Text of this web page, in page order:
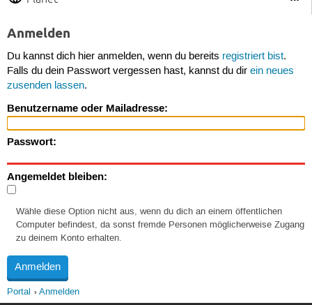
Anmelden
Du kannst dich hier anmelden, wenn du bereits registriert bist.
Falls du dein Passwort vergessen hast, kannst du dir ein neues
zusenden lassen.
Benutzername oder Mailadresse:
Passwort:
Angemeldet bleiben:
Wähle diese Option nicht aus, wenn du dich an einem öffentlichen
Computer befindest, da sonst fremde Personen möglicherweise Zugang
zu deinem Konto erhalten.
Portal Anmelden